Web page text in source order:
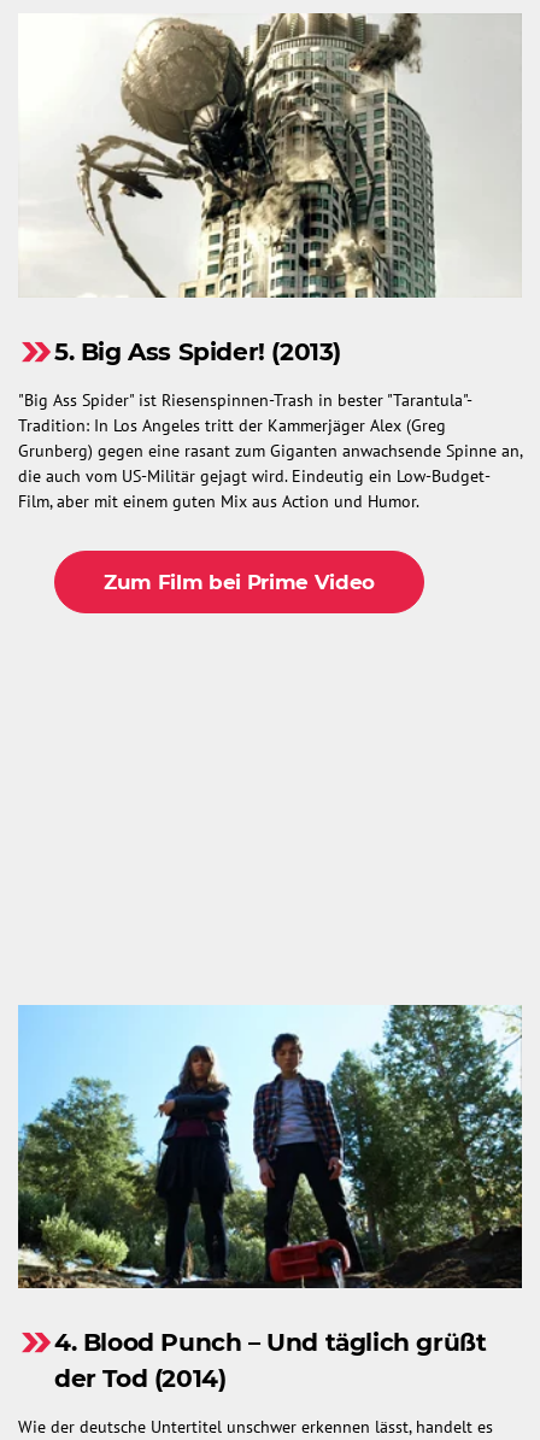
5. Big Ass Spider! (2013)
"Big Ass Spider" ist Riesenspinnen-Trash in bester "Tarantula"-
Tradition: In Los Angeles tritt der Kammerjäger Alex (Greg
Grunberg) gegen eine rasant zum Giganten anwachsende Spinne an,
die auch vom US-Militär gejagt wird. Eindeutig ein Low-Budget-
Film, aber mit einem guten Mix aus Action und Humor.
Zum Film bei Prime Video
4. Blood Punch – Und täglich grüßt
der Tod (2014)
Wie der deutsche Untertitel unschwer erkennen lässt, handelt es